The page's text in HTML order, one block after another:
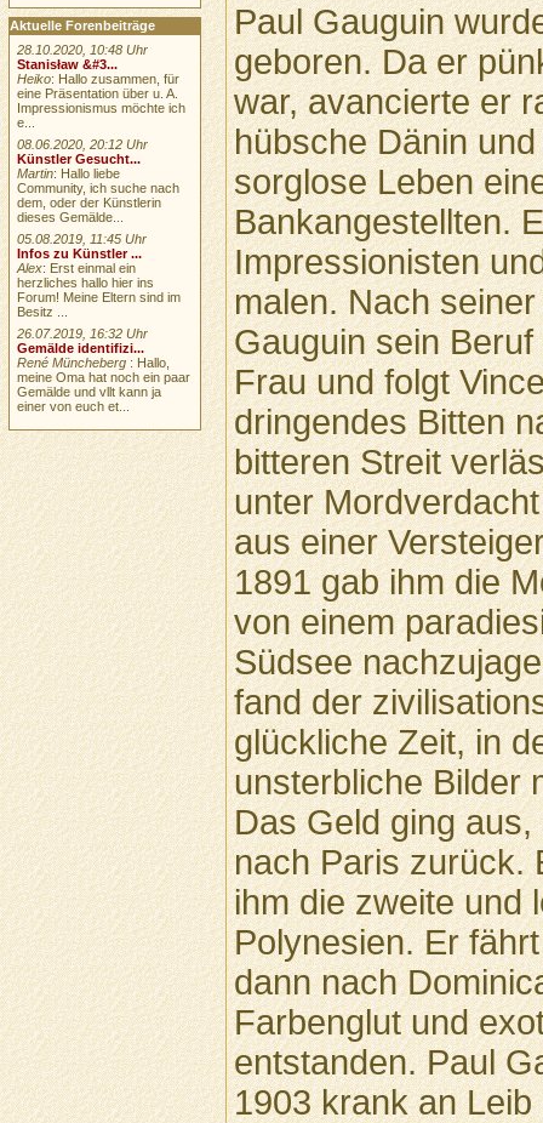
Paul Gauguin
geboren. Da er
war, avancierte er
hübsche Dänin
sorglose Leben
Bankangestellten.
Impressionisten
malen. Nach
Gauguin sein
Frau und folgt
dringendes Bitten
bitteren Streit
unter
aus einer
1891 gab ihm die
von einem
Südsee
fand der
glückliche Zeit, in
unsterbliche Bilder
Das Geld ging
nach Paris zurück.
ihm die zweite und
Polynesien. Er
dann nach
Farbenglut und
entstanden. Paul
1903 krank an
Aktuelle Forenbeiträge
28.10.2020, 10:48 Uhr
Stanisław &#3...
Heiko: Hallo zusammen, für
eine Präsentation über u. A.
Impressionismus möchte ich
e...
08.06.2020, 20:12 Uhr
Künstler Gesucht...
Martin: Hallo liebe
Community, ich suche nach
dem, oder der Künstlerin
dieses Gemälde...
05.08.2019, 11:45 Uhr
Infos zu Künstler ...
Alex: Erst einmal ein
herzliches hallo hier ins
Forum! Meine Eltern sind im
Besitz ...
26.07.2019, 16:32 Uhr
Gemälde identifizi...
René Müncheberg : Hallo,
meine Oma hat noch ein paar
Gemälde und vllt kann ja
einer von euch et...